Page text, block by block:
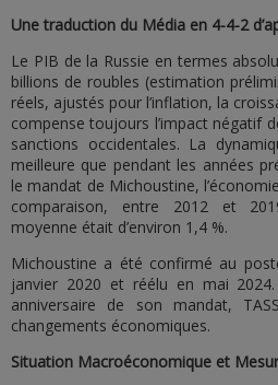
Une traduction du Média en 4-4-2
Le PIB de la Russie en termes
billions de roubles (estimation
réels, ajustés pour l’inflation, la
compense toujours l’impact négatif
sanctions occidentales. La
meilleure que pendant les années
le mandat de Michoustine,
comparaison, entre 2012 et
moyenne était d’environ 1,4 %.
Michoustine a été confirmé au
janvier 2020 et réélu en mai 2024.
anniversaire de son mandat,
changements économiques.
Situation Macroéconomique et